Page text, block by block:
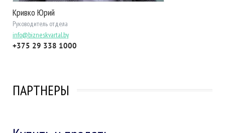
Кривко Юрий
Руководитель отдела
info@bizneskvartal.by
+375 29 338 1000
ПАРТНЕРЫ